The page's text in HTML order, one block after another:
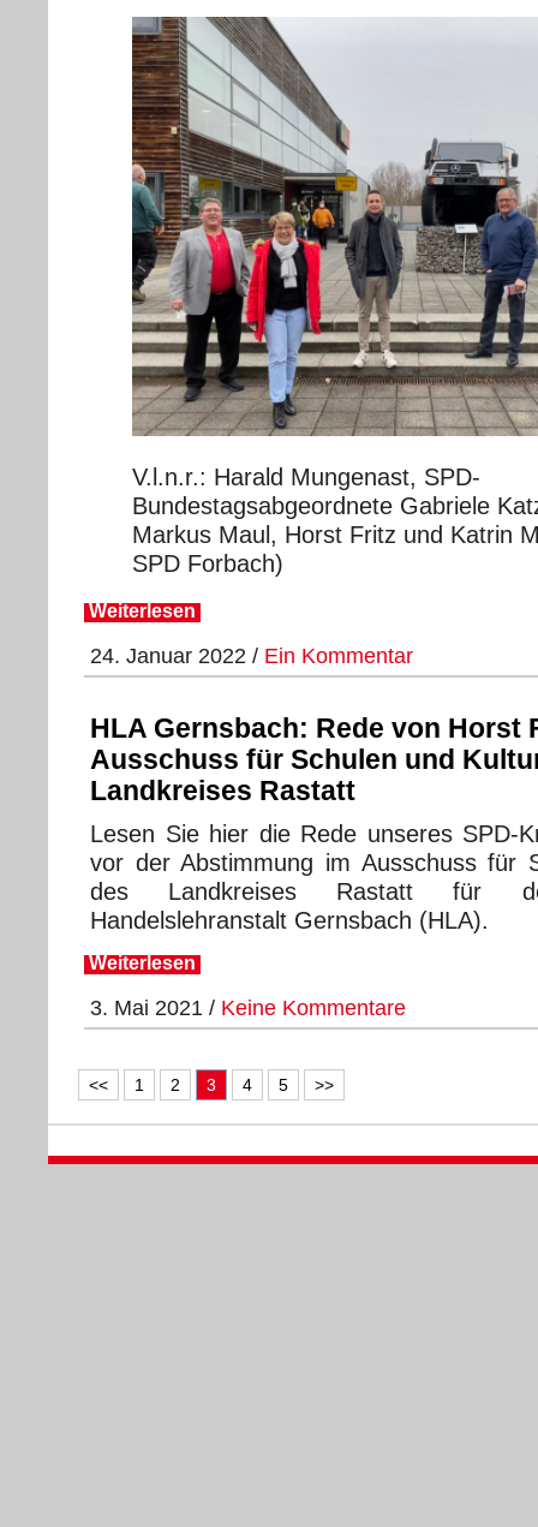
V.l.n.r.: Harald Mungenast, SPD-
Bundestagsabgeordnete Gabriele
Markus Maul, Horst Fritz und Katrin
SPD Forbach)
Weiterlesen
24. Januar 2022 / Ein Kommentar
HLA Gernsbach: Rede von Horst
Ausschuss für Schulen und
Landkreises Rastatt
Lesen Sie hier die Rede unseres SPD-
vor der Abstimmung im Ausschuss für
des Landkreises Rastatt für
Handelslehranstalt Gernsbach (HLA).
Weiterlesen
3. Mai 2021 / Keine Kommentare
<< 1 2 3 4 5 >>